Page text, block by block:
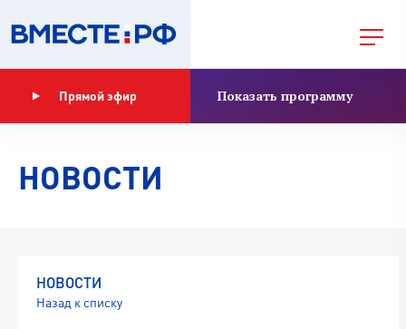
Прямой эфир Показать программу
НОВОСТИ
НОВОСТИ
Назад к списку